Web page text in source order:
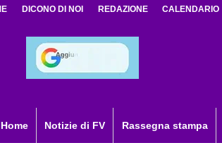
DICONO DI NOI REDAZIONE CALENDARIO
Home Notizie di FV Rassegna stampa